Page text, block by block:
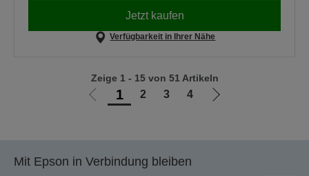
Jetzt kaufen
Verfügbarkeit in Ihrer Nähe
Zur
1 2 3 4
Zur
Zeige 1 - 15 von 51 Artikeln
Mit Epson in Verbindung bleiben